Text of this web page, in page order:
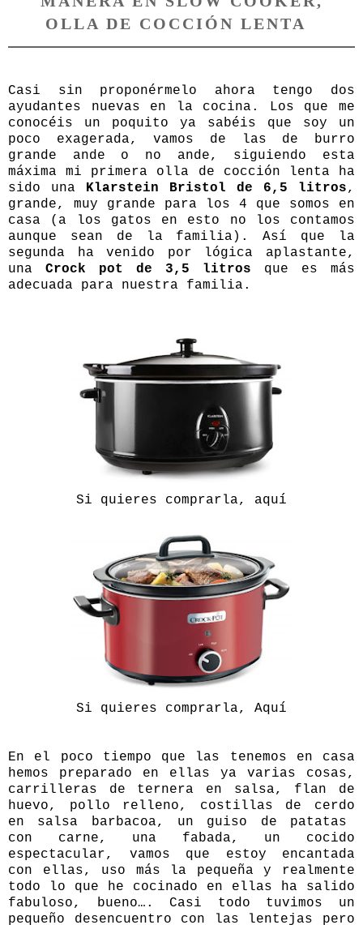
OLLA DE COCCIÓN LENTA
Casi sin proponérmelo ahora tengo dos
ayudantes nuevas en la cocina. Los que me
conocéis un poquito ya sabéis que soy un
poco exagerada, vamos de las de burro
grande ande o no ande, siguiendo esta
máxima mi primera olla de cocción lenta ha
sido una Klarstein Bristol de 6,5 litros,
grande, muy grande para los 4 que somos en
casa (a los gatos en esto no los contamos
aunque sean de la familia). Así que la
segunda ha venido por lógica aplastante,
una Crock pot de 3,5 litros que es más
adecuada para nuestra familia.
Si quieres comprarla, aquí
Si quieres comprarla, Aquí
En el poco tiempo que las tenemos en casa
hemos preparado en ellas ya varias cosas,
carrilleras de ternera en salsa, flan de
huevo, pollo relleno, costillas de cerdo
en salsa barbacoa, un guiso de patatas
con carne, una fabada, un cocido
espectacular, vamos que estoy encantada
con ellas, uso más la pequeña y realmente
todo lo que he cocinado en ellas ha salido
fabuloso, bueno…. Casi todo tuvimos un
pequeño desencuentro con las lentejas pero